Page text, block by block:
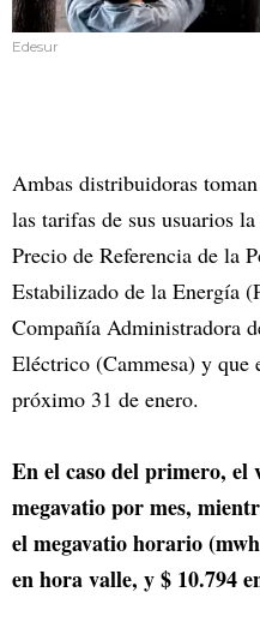
Edesur
Ambas distribuidoras
las tarifas de sus usuarios
Precio de Referencia de la
Estabilizado de la Energía
Compañía Administradora
Eléctrico (Cammesa) y que
próximo 31 de enero.
En el caso del primero, el
megavatio por mes,
el megavatio horario
en hora valle, y $ 10.794